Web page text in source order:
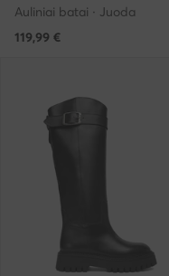
Auliniai batai · Juoda
119,99 €